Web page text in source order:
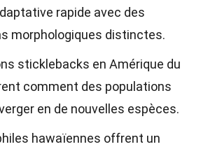
rapide avec des
morphologiques distinctes.
sticklebacks en Amérique du
comment des populations
en de nouvelles espèces.
hawaïennes offrent un